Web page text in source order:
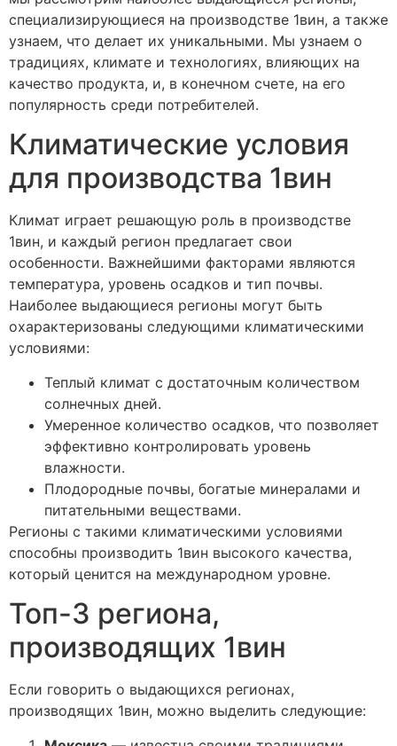
специализирующиеся на производстве 1вин, а также
узнаем, что делает их уникальными. Мы узнаем о
традициях, климате и технологиях, влияющих на
качество продукта, и, в конечном счете, на его
популярность среди потребителей.
Климатические условия
для производства 1вин
Климат играет решающую роль в производстве
1вин, и каждый регион предлагает свои
особенности. Важнейшими факторами являются
температура, уровень осадков и тип почвы.
Наиболее выдающиеся регионы могут быть
охарактеризованы следующими климатическими
условиями:
Теплый климат с достаточным количеством
солнечных дней.
Умеренное количество осадков, что позволяет
эффективно контролировать уровень
влажности.
Плодородные почвы, богатые минералами и
питательными веществами.
Регионы с такими климатическими условиями
способны производить 1вин высокого качества,
который ценится на международном уровне.
Топ-3 региона,
производящих 1вин
Если говорить о выдающихся регионах,
производящих 1вин, можно выделить следующие: